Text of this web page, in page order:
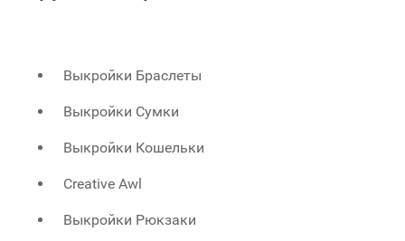
Выкройки Браслеты
Выкройки Сумки
Выкройки Кошельки
Creative Awl
Выкройки Рюкзаки